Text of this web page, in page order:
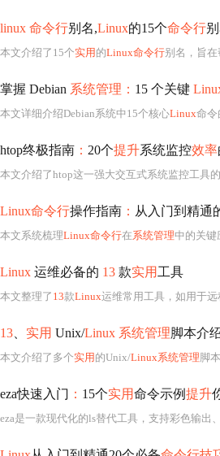
linux 命令行别名,Linux的15个命令行
本文介绍了15个实用 的Linux命令行别名，旨
掌握 Debian 系统管理： 15 个关键
本文详细介绍Debian系统中15个核心Linux命令
htop终极指南 ： 20个提升系统监控效率
本文介绍了htop这一强大交互式系统监控工具
Linux命令行操作指南 ： 从入门到精通
本文系统梳理Linux命令行在系统管理中的关键
Linux 运维必备的 13 款实用 工具
本文整理了 13款Linux运维常用工具，如用于远程登录的
13 实用 Unix/Linux 系统管理脚本介
本文介绍了多个实用 的Unix/Linux系统管理 脚本，包
eza快速入门 ： 15个实用命令示例提升
eza是一款现代化的ls替代工具，支持彩色输出